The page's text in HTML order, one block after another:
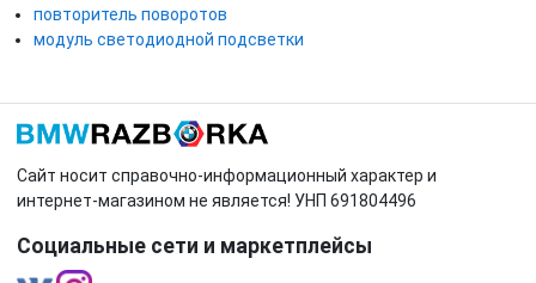
повторитель поворотов
модуль светодиодной подсветки
Сайт носит справочно-информационный характер и
интернет-магазином не является! УНП 691804496
Социальные сети и маркетплейсы